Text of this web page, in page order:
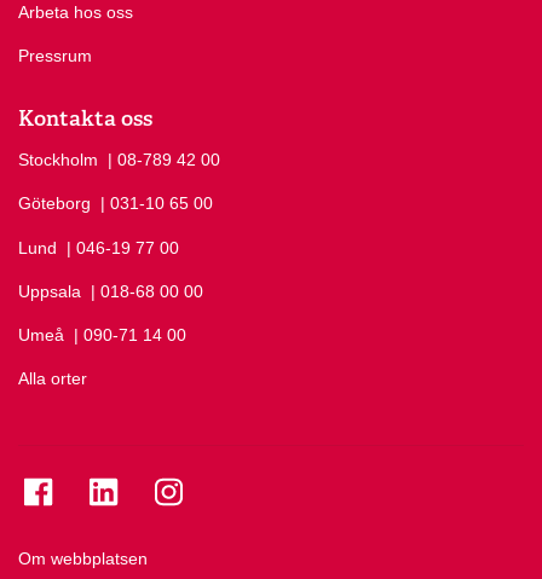
Arbeta hos oss
Pressrum
Kontakta oss
Stockholm Ring Stockholm på
| 08-789 42 00
Göteborg Ring Göteborg på
| 031-10 65 00
Lund Ring Lund på
| 046-19 77 00
Uppsala Ring Uppsala på
| 018-68 00 00
Umeå Ring Umeå på
| 090-71 14 00
Alla orter
Om webbplatsen
Se folkuniversitetet på Facebook
Se folkuniversitetet på LinkedIn